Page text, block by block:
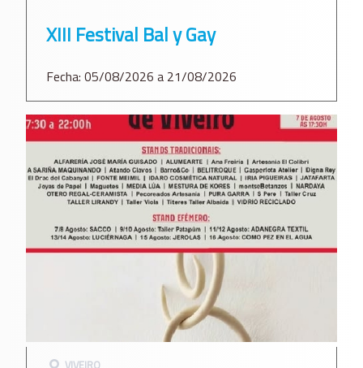
XIII Festival Bal y Gay
Fecha: 05/08/2026 a 21/08/2026
VIVEIRO